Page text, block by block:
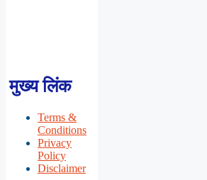
मुख्य लिंक
Terms &
Conditions
Privacy
Policy
Disclaimer